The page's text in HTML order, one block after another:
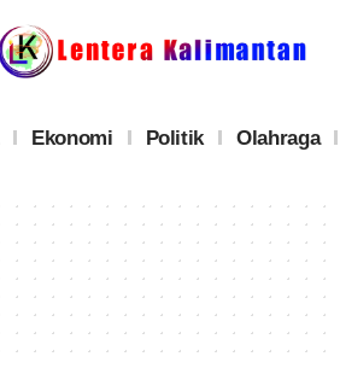
Ekonomi Politik Olahraga